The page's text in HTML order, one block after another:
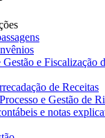
e Fiscalização
de Receitas
e Gestão de
e notas